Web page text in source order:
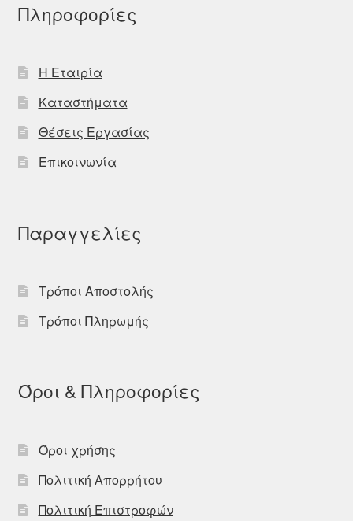
Πληροφορίες
Η Εταιρία
Καταστήματα
Θέσεις Εργασίας
Επικοινωνία
Παραγγελίες
Τρόποι Αποστολής
Τρόποι Πληρωμής
Όροι & Πληροφορίες
Όροι χρήσης
Πολιτική Απορρήτου
Πολιτική Επιστροφών